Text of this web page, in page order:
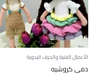
الأعمال الفنية والحرف اليدوية
دمى كروشيه